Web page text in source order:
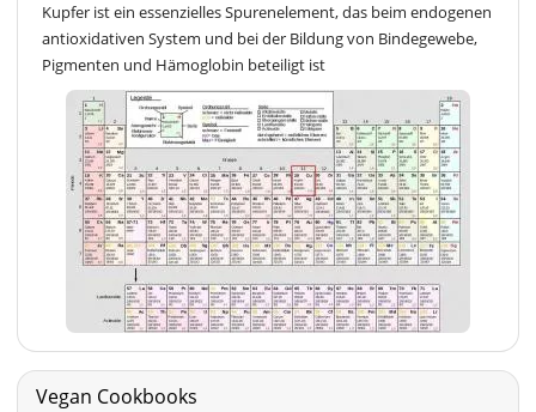
Kupfer ist ein essenzielles Spurenelement, das beim endogenen
antioxidativen System und bei der Bildung von Bindegewebe,
Pigmenten und Hämoglobin beteiligt ist
Vegan Cookbooks